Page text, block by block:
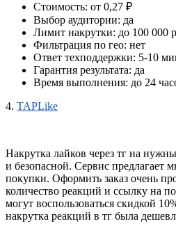
Стоимость: от 0,27 ₽
Выбор аудитории: да
Лимит накрутки: до 100 000
Фильтрация по гео: нет
Ответ техподдержки: 5-10
Гарантия результата: да
Время выполнения: до 24
4. TAPLike
Накрутка лайков через тг на
и безопасной. Сервис предлагает
покупки. Оформить заказ очень
количество реакций и ссылку на
могут воспользоваться скидкой
накрутка реакций в тг была